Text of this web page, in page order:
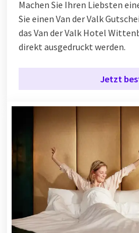
Machen Sie Ihren Liebsten
Sie einen Van der Valk
das Van der Valk Hotel
direkt ausgedruckt werden.
Jetzt